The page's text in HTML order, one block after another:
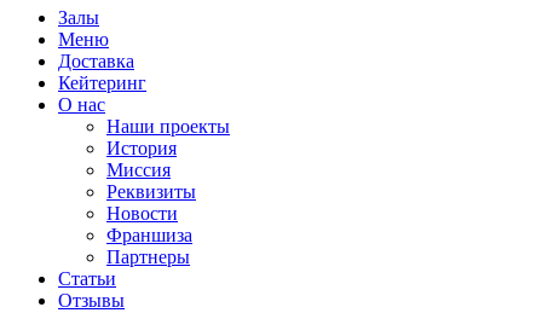
Залы
Меню
Доставка
Кейтеринг
О нас
Наши проекты
История
Миссия
Реквизиты
Новости
Франшиза
Партнеры
Статьи
Отзывы